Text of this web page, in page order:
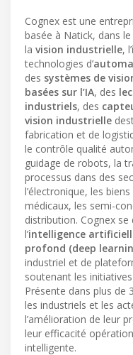
Cognex est une
basée à Natick, dans
la vision industrielle, l’
technologies d’
des systèmes de
basées sur l’IA, des
industriels, des
vision industrielle
fabrication et de
le contrôle qualité
guidage de robots, la
processus dans des
l’électronique, les
médicaux, les semi-
distribution. Cognex se
l’intelligence
profond (deep
industriel et de
soutenant les
Présente dans plus de
les industriels et les
l’amélioration de leur
leur efficacité
intelligente.